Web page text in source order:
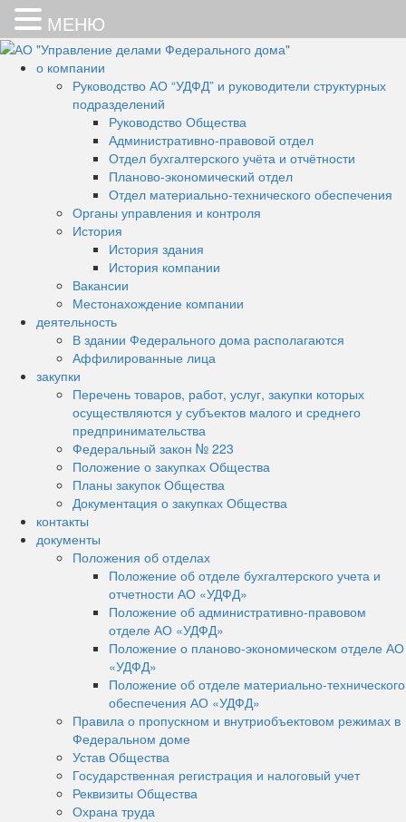
Skip
АО "Управление делами
Федерального дома"
Основная цель деятельности
АО "УДФД" – работы и услуги
по обеспечению эксплуатации
помещений здания
Федерального дома
(административная часть
здания по адресу: Санкт-
Петербург, Суворовский пр-кт,
д. 62, литер А)
о компании
Руководство АО “УДФД” и руководители структурных
подразделений
Руководство Общества
Административно-правовой отдел
Отдел бухгалтерского учёта и отчётности
Планово-экономический отдел
Отдел материально-технического обеспечения
Органы управления и контроля
История
История здания
История компании
Вакансии
Местонахождение компании
деятельность
В здании Федерального дома располагаются
Аффилированные лица
закупки
Перечень товаров, работ, услуг, закупки которых
осуществляются у субъектов малого и среднего
предпринимательства
Федеральный закон № 223
Положение о закупках Общества
Планы закупок Общества
Документация о закупках Общества
контакты
документы
Положения об отделах
Положение об отделе бухгалтерского учета и
отчетности АО «УДФД»
Положение об административно-правовом
отделе АО «УДФД»
Положение о планово-экономическом отделе АО
«УДФД»
Положение об отделе материально-технического
обеспечения АО «УДФД»
Правила о пропускном и внутриобъектовом режимах в
Федеральном доме
Устав Общества
Государственная регистрация и налоговый учет
Реквизиты Общества
Охрана труда
МЕНЮ